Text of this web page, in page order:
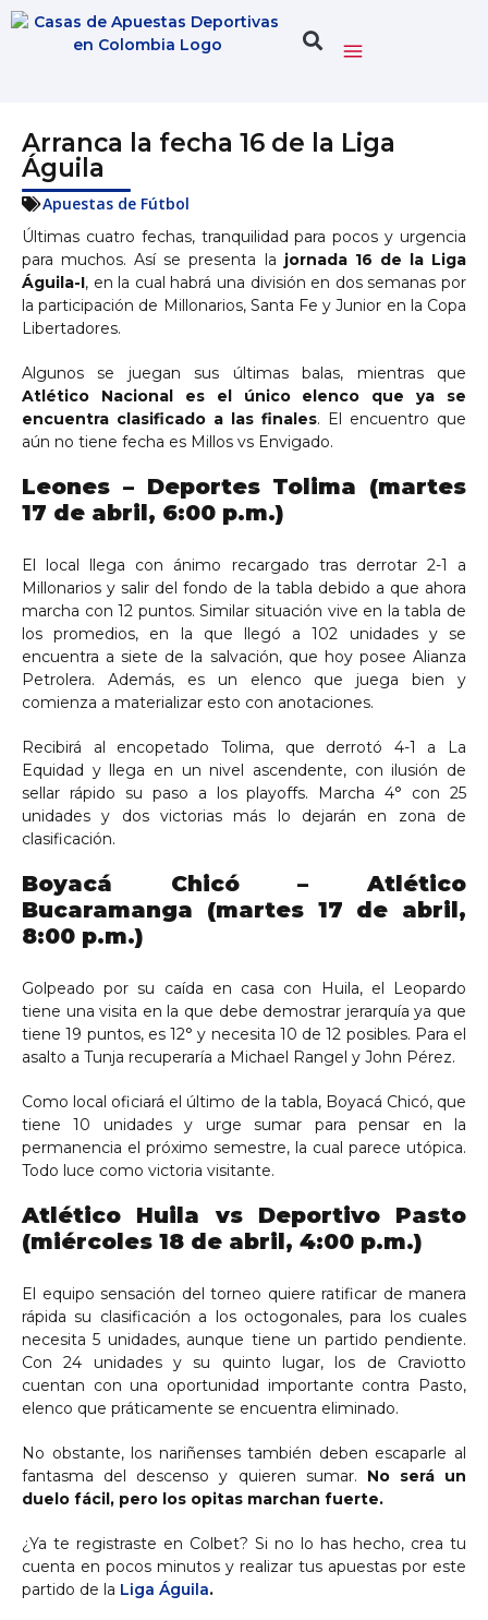
Arranca la fecha 16 de la Liga
Águila
Apuestas de Fútbol
Últimas cuatro fechas, tranquilidad para pocos y urgencia
para muchos. Así se presenta la jornada 16 de la Liga
Águila-I, en la cual habrá una división en dos semanas por
la participación de Millonarios, Santa Fe y Junior en la Copa
Libertadores.
Algunos se juegan sus últimas balas, mientras que
Atlético Nacional es el único elenco que ya se
encuentra clasificado a las finales. El encuentro que
aún no tiene fecha es Millos vs Envigado.
Leones – Deportes Tolima (martes
17 de abril, 6:00 p.m.)
El local llega con ánimo recargado tras derrotar 2-1 a
Millonarios y salir del fondo de la tabla debido a que ahora
marcha con 12 puntos. Similar situación vive en la tabla de
los promedios, en la que llegó a 102 unidades y se
encuentra a siete de la salvación, que hoy posee Alianza
Petrolera. Además, es un elenco que juega bien y
comienza a materializar esto con anotaciones.
Recibirá al encopetado Tolima, que derrotó 4-1 a La
Equidad y llega en un nivel ascendente, con ilusión de
sellar rápido su paso a los playoffs. Marcha 4° con 25
unidades y dos victorias más lo dejarán en zona de
clasificación.
Boyacá Chicó – Atlético
Bucaramanga (martes 17 de abril,
8:00 p.m.)
Golpeado por su caída en casa con Huila, el Leopardo
tiene una visita en la que debe demostrar jerarquía ya que
tiene 19 puntos, es 12° y necesita 10 de 12 posibles. Para el
asalto a Tunja recuperaría a Michael Rangel y John Pérez.
Como local oficiará el último de la tabla, Boyacá Chicó, que
tiene 10 unidades y urge sumar para pensar en la
permanencia el próximo semestre, la cual parece utópica.
Todo luce como victoria visitante.
Atlético Huila vs Deportivo Pasto
(miércoles 18 de abril, 4:00 p.m.)
El equipo sensación del torneo quiere ratificar de manera
rápida su clasificación a los octogonales, para los cuales
necesita 5 unidades, aunque tiene un partido pendiente.
Con 24 unidades y su quinto lugar, los de Craviotto
cuentan con una oportunidad importante contra Pasto,
elenco que práticamente se encuentra eliminado.
No obstante, los nariñenses también deben escaparle al
fantasma del descenso y quieren sumar. No será un
duelo fácil, pero los opitas marchan fuerte.
¿Ya te registraste en Colbet? Si no lo has hecho, crea tu
cuenta en pocos minutos y realizar tus apuestas por este
partido de la Liga Águila.